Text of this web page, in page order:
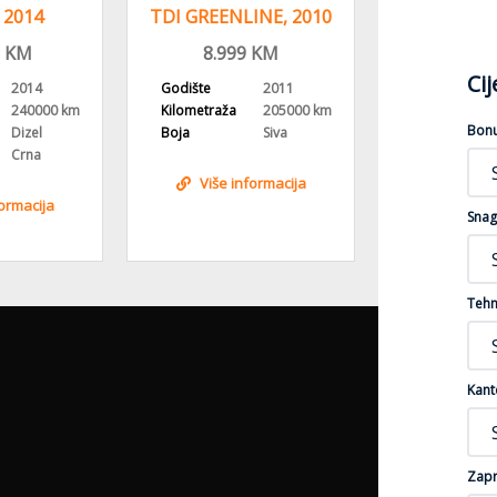
KM
2014
240000 km
Dizel
Crna
TDI GREENLINE, 2010
GOD, NAVIGACIJA
8.999 KM
Godište
2011
Kilometraža
205000 km
Boja
Siva
Više informacija